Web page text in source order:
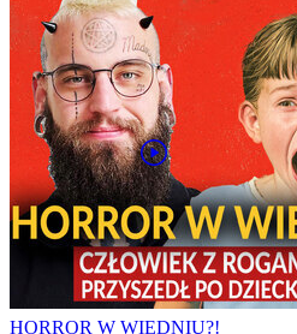
HORROR W WIEDNIU?!